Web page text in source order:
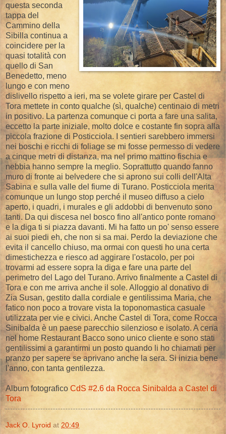
questa seconda
tappa del
Cammino della
Sibilla continua a
coincidere per la
quasi totalità con
quello di San
Benedetto, meno
lungo e con meno
dislivello rispetto a ieri, ma se volete girare per Castel di
Tora mettete in conto qualche (sì, qualche) centinaio di metri
in positivo. La partenza comunque ci porta a fare una salita,
eccetto la parte iniziale, molto dolce e costante fin sopra alla
piccola frazione di Posticciola. I sentieri sarebbero immersi
nei boschi e ricchi di foliage se mi fosse permesso di vedere
a cinque metri di distanza, ma nel primo mattino fischia e
nebbia hanno sempre la meglio. Soprattutto quando fanno
muro di fronte ai belvedere che si aprono sui colli dell'Alta
Sabina e sulla valle del fiume di Turano. Posticciola merita
comunque un lungo stop perché il museo diffuso a cielo
aperto, i quadri, i murales e gli addobbi di benvenuto sono
tanti. Da qui discesa nel bosco fino all'antico ponte romano
e la diga ti si piazza davanti. Mi ha fatto un po' senso essere
ai suoi piedi eh, che non si sa mai. Perdo la deviazione che
evita il cancello chiuso, ma ormai con questi ho una certa
dimestichezza e riesco ad aggirare l'ostacolo, per poi
trovarmi ad essere sopra la diga e fare una parte del
perimetro del Lago del Turano. Arrivo finalmente a Castel di
Tora e con me arriva anche il sole. Alloggio al donativo di
Zia Susan, gestito dalla cordiale e gentilissima Maria, che
fatico non poco a trovare vista la toponomastica casuale
utilizzata per vie e civici. Anche Castel di Tora, come Rocca
Sinibalda è un paese parecchio silenzioso e isolato. A cena
nel home Restaurant Bacco sono unico cliente e sono stati
gentilissimi a garantirmi un posto quando li ho chiamati per
pranzo per sapere se aprivano anche la sera. Si inizia bene
l'anno, con tanta gentilezza.
Album fotografico CdS #2.6 da Rocca Sinibalda a Castel di
Tora
Jack O. Lyroid at 20:49